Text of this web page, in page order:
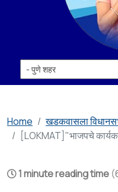
Home खडकवासला
[LOKMAT]"भाजपचे
1 minute reading time